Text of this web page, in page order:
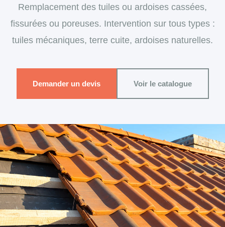
Remplacement des tuiles ou ardoises cassées,
fissurées ou poreuses. Intervention sur tous types :
tuiles mécaniques, terre cuite, ardoises naturelles.
Demander un devis Voir le catalogue